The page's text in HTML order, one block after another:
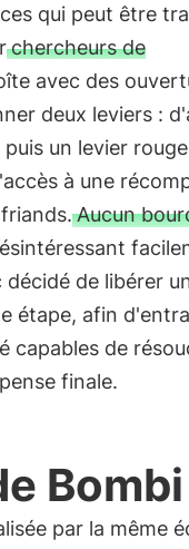
qui peut être
chercheurs de
avec des
deux leviers :
un levier
à une
Aucun
de libérer
étape, afin
capables de
finale.
Bombi
par la même